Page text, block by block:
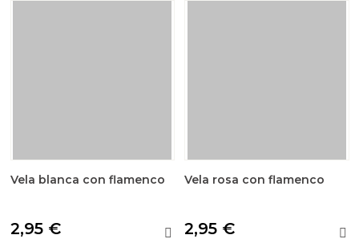
Vela blanca con flamenco
2,95 €
Vela rosa con flamenco
2,95 €